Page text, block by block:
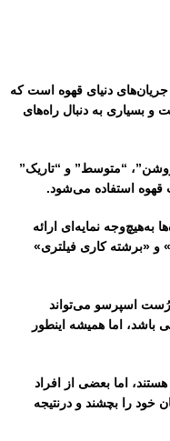
دنیای قهوه است که
و بسیاری به دنبال راه‌های
“متوسط” و “تاریک”
استفاده می‌شود.
به‌هیچ‌وجه نمایه‌ای ارائه
«برشته کاری فیلتری»
رُست اسپرسو می‌تواند
اما همیشه اینطور
اما بعضی از افراد
خود را بچشند و درنتیجه